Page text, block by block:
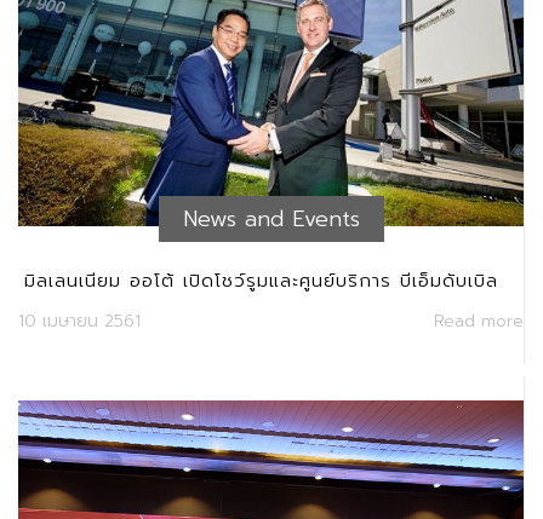
News and Events
มิลเลนเนียม ออโต้ เปิดโชว์รูมและศูนย์บริการ บีเอ็มดับเบิล
ยู-มินิครบวงจรที่ภูเก็ต
10 เมษายน 2561 Read more